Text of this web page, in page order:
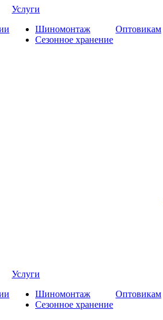
Услуги
Шиномонтаж
Сезонное хранение
Оптовикам
Услуги
Шиномонтаж
Сезонное хранение
Оптовикам